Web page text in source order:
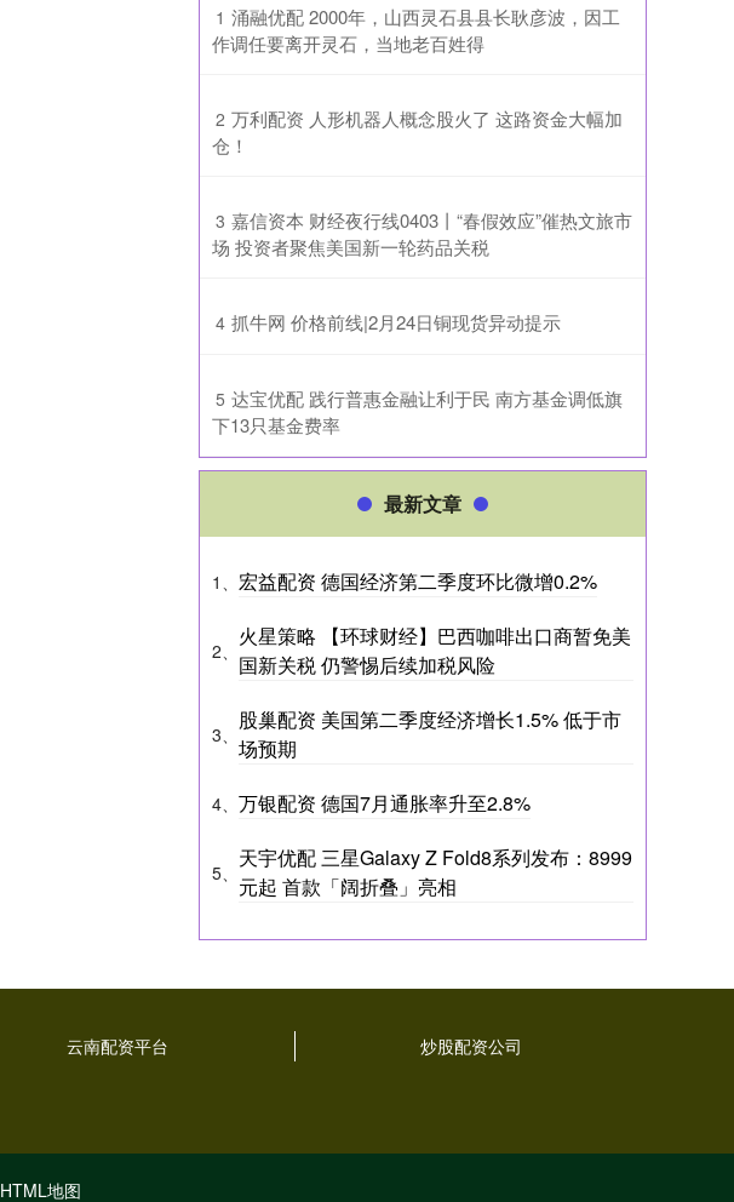
1 ​涌融优配 2000年，山西灵石县县长耿彦波，因工
作调任要离开灵石，当地老百姓得
2 ​万利配资 人形机器人概念股火了 这路资金大幅加
仓！
3 ​嘉信资本 财经夜行线0403丨“春假效应”催热文旅市
场 投资者聚焦美国新一轮药品关税
4 ​抓牛网 价格前线|2月24日铜现货异动提示
5 ​达宝优配 践行普惠金融让利于民 南方基金调低旗
下13只基金费率
最新文章
1、 宏益配资 德国经济第二季度环比微增0.2%
2、
火星策略 【环球财经】巴西咖啡出口商暂免美
国新关税 仍警惕后续加税风险
3、
股巢配资 美国第二季度经济增长1.5% 低于市
场预期
4、 万银配资 德国7月通胀率升至2.8%
5、
天宇优配 三星Galaxy Z Fold8系列发布：8999
元起 首款「阔折叠」亮相
云南配资平台 炒股配资公司
HTML地图